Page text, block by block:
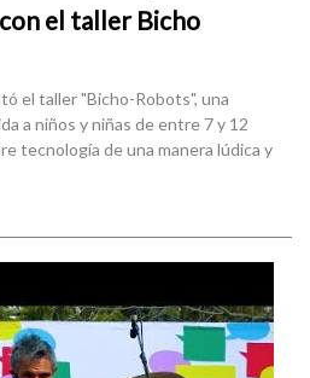
el taller Bicho
el taller "Bicho-Robots", una
a niños y niñas de entre 7 y 12
tecnología de una manera lúdica y